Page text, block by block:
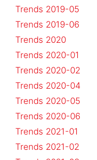
Trends 2019-05
Trends 2019-06
Trends 2020
Trends 2020-01
Trends 2020-02
Trends 2020-04
Trends 2020-05
Trends 2020-06
Trends 2021-01
Trends 2021-02